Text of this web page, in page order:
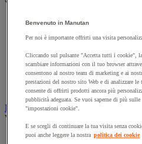
Vedi tutte le categorie
Illuminazione interna ed esterna
Lampada da officina
Lampada portatile
Lampadina
Proiettore da cantiere
Torcia
Ingrassaggio e lubrificazione
Vedi tutte le categorie
Anti-aderente
Benvenuto in Manutan
Per noi è importante offrirti una visita
Cliccando sul pulsante "Accetta tutti i cookie",
scambiare informazioni con il tuo browser
consentono al nostro team di marketing e ai
prestazioni del nostro sito Web e di analizzare le
consente di offrirti prodotti ancora più
pubblicità adeguata. Se vuoi saperne di più
"impostazioni cookie".
E se scegli di continuare la tua visita senza
puoi anche leggere la nostra politica dei cookie